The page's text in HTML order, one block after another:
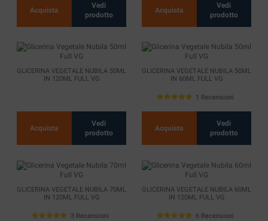
Acquista
Vedi
prodotto
Acquista
Vedi
prodotto
GLICERINA VEGETALE NUBILA 50ML
IN 120ML FULL VG
Acquista
Vedi
prodotto
GLICERINA VEGETALE NUBILA 50ML
IN 60ML FULL VG
1 Recensioni
Acquista
Vedi
prodotto
GLICERINA VEGETALE NUBILA 70ML
IN 120ML FULL VG
3 Recensioni
GLICERINA VEGETALE NUBILA 60ML
IN 120ML FULL VG
6 Recensioni